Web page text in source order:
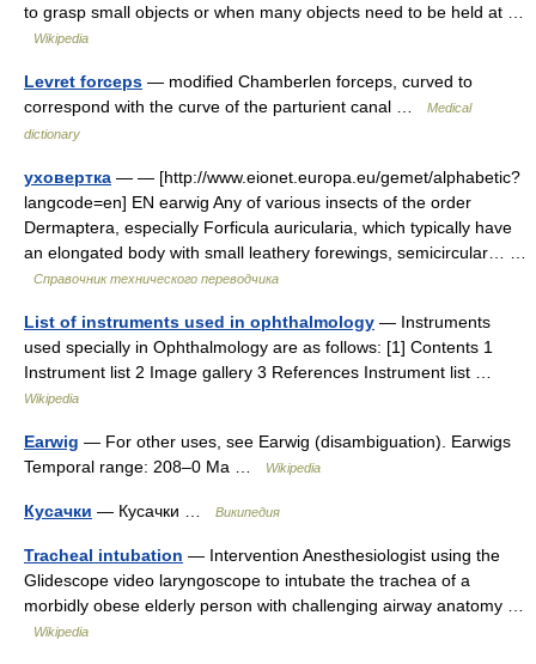
to grasp small objects or when many objects need to be held at …
Wikipedia
Levret forceps — modified Chamberlen forceps, curved to
correspond with the curve of the parturient canal …
Medical
dictionary
уховертка — — [http://www.eionet.europa.eu/gemet/alphabetic?
langcode=en] EN earwig Any of various insects of the order
Dermaptera, especially Forficula auricularia, which typically have
an elongated body with small leathery forewings, semicircular… …
Справочник технического переводчика
List of instruments used in ophthalmology — Instruments
used specially in Ophthalmology are as follows: [1] Contents 1
Instrument list 2 Image gallery 3 References Instrument list …
Wikipedia
Earwig — For other uses, see Earwig (disambiguation). Earwigs
Temporal range: 208–0 Ma …
Wikipedia
Кусачки — Кусачки … Википедия
Tracheal intubation — Intervention Anesthesiologist using the
Glidescope video laryngoscope to intubate the trachea of a
morbidly obese elderly person with challenging airway anatomy …
Wikipedia